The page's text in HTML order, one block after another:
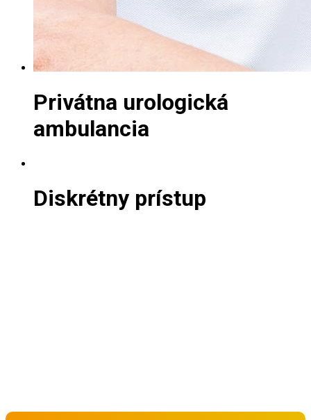
Privátna urologická
ambulancia
Diskrétny prístup